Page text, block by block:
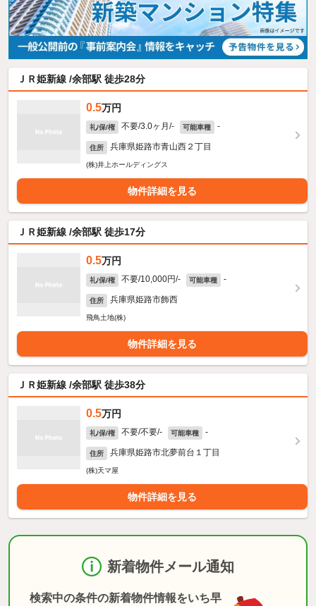
ＪＲ姫新線 /余部駅 徒歩28分
0.5万円
礼/保/権 不要/3.0ヶ月/- 可能車種 -
住所 兵庫県姫路市青山西２丁目
(株)井上ホールディングス
物件詳細を見る
ＪＲ姫新線 /余部駅 徒歩17分
0.5万円
礼/保/権 不要/10,000円/- 可能車種 -
住所 兵庫県姫路市飾西
飛鳥土地(株)
物件詳細を見る
ＪＲ姫新線 /余部駅 徒歩38分
0.5万円
礼/保/権 不要/不要/- 可能車種 -
住所 兵庫県姫路市北夢前台１丁目
(株)天マ屋
物件詳細を見る
新着物件メール通知
検索中の条件の新着物件情報をいち早